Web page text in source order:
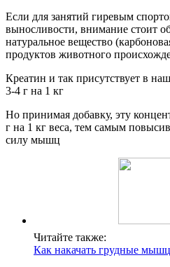
Если для занятий гиревым
выносливости, внимание стоит
натуральное вещество
продуктов животного
Креатин и так присутствует в
3-4 г на 1 кг
Но принимая добавку, эту
г на 1 кг веса, тем самым
силу мышц
Читайте также:
Как накачать грудные